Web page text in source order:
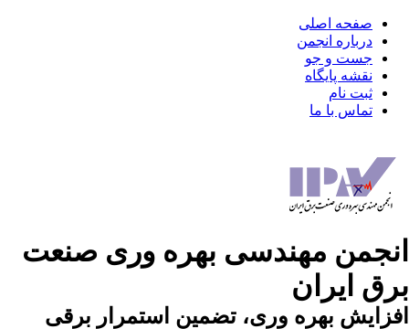
صفحه اصلی
درباره انجمن
جست و جو
نقشه پایگاه
ثبت نام
تماس با ما
مهندسی بهره وری صنعت
ایران
بهره وری، تضمین استمرار برقی